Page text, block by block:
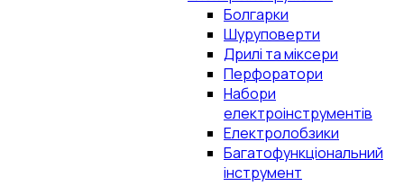
Болгарки
Шуруповерти
Дрилі та міксери
Перфоратори
Набори
електроінструментів
Електролобзики
Багатофункціональний
інструмент